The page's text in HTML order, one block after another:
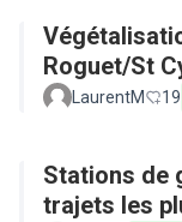
Roguet/St
LaurentM 19
Stations de
trajets les